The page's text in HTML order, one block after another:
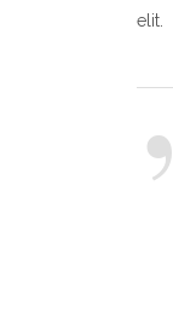
elit.